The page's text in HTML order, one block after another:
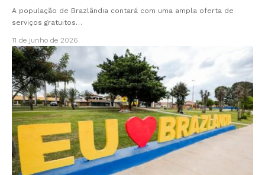
A população de Brazlândia contará com uma ampla oferta de
serviços gratuitos…
11 de junho de 2026